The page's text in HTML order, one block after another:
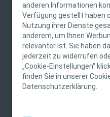
anderen Informationen
Verfügung gestellt haben
Nutzung ihrer Dienste
anderem, um Ihnen
relevanter ist. Sie haben
jederzeit zu widerrufen
„Cookie-Einstellungen“
finden Sie in unserer
Datenschutzerklärung.
Fachpersonal. Der
fachliche
bestimmt. Coloplast
medizinischen Rat.
individuelle
medizinischen
Produktinformationen
Produkten,
Vorsichtsmaßnahmen
Seminar I
Modul 1